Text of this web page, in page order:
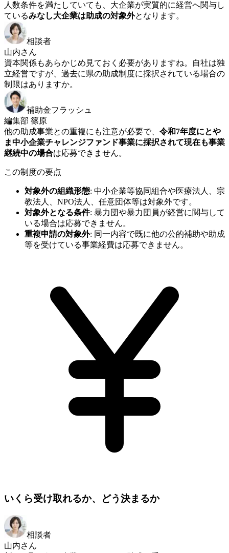
人数条件を満たしていても、大企業が実質的に経営へ関与し
ているみなし大企業は助成の対象外となります。
相談者
山内さん
資本関係もあらかじめ見ておく必要がありますね。自社は独
立経営ですが、過去に県の助成制度に採択されている場合の
制限はありますか。
補助金フラッシュ
編集部 篠原
他の助成事業との重複にも注意が必要で、 令和7年度にとや
ま中小企業チャレンジファンド事業に採択されて現在も事業
継続中の場合は応募できません。
この制度の要点
対象外の組織形態: 中小企業等協同組合や医療法人、宗
教法人、NPO法人、任意団体等は対象外です。
対象外となる条件: 暴力団や暴力団員が経営に関与して
いる場合は応募できません。
重複申請の対象外: 同一内容で既に他の公的補助や助成
等を受けている事業経費は応募できません。
いくら受け取れるか、どう決まるか
相談者
山内さん